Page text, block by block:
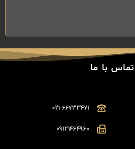
تماس با ما
021-66733471
09121464960